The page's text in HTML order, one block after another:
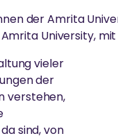
University,
vieler
der
verstehen,
sind, von